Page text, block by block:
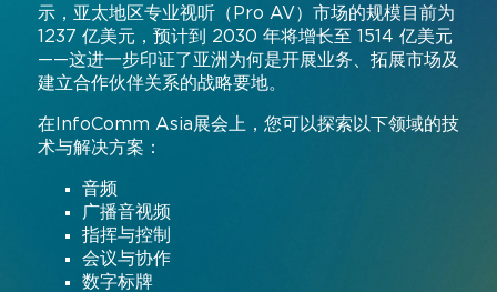
InfoComm Asia 新闻稿
常见问题解答
城市规划
示，亚太地区专业视听（Pro AV）市场的规模目前为
1237 亿美元，预计到 2030 年将增长至 1514 亿美元
——这进一步印证了亚洲为何是开展业务、拓展市场及
建立合作伙伴关系的战略要地。
在InfoComm Asia展会上，您可以探索以下领域的技
术与解决方案：
音频
广播音视频
指挥与控制
会议与协作
数字标牌